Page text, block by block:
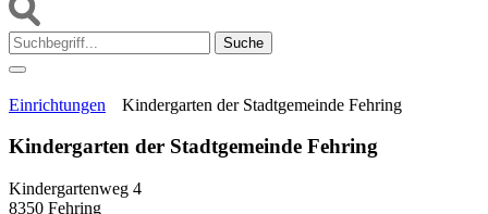
Suche:
Einrichtungen Kindergarten der Stadtgemeinde Fehring
Kindergarten der Stadtgemeinde Fehring
Kindergartenweg 4
8350 Fehring